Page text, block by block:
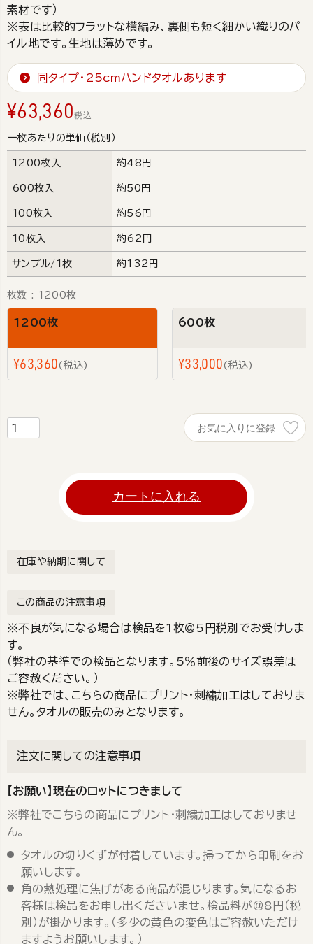
素材です）
※表は比較的フラットな横編み、裏側も短く細かい織りのパ
イル地です。生地は薄めです。
同タイプ・25cmハンドタオルあります
¥63,360税込
一枚あたりの単価（税別）
1200枚入 約48円
600枚入 約50円
100枚入 約56円
10枚入 約62円
サンプル/1枚 約132円
枚数 1200枚
1200枚
¥63,360 税込
600枚
¥33,000 税込
お気に入りに登録
カートに入れる
在庫や納期に関して
この商品の注意事項
※不良が気になる場合は検品を1枚＠5円税別でお受けしま
す。
（弊社の基準での検品となります。5％前後のサイズ誤差は
ご容赦ください。）
※弊社では、こちらの商品にプリント・刺繍加工はしておりま
せん。タオルの販売のみとなります。
注文に関しての注意事項
【お願い】現在のロットにつきまして
※弊社でこちらの商品にプリント・刺繍加工はしておりませ
ん。
タオルの切りくずが付着しています。掃ってから印刷をお
願いします。
角の熱処理に焦げがある商品が混じります。気になるお
客様は検品をお申し出くださいませ。検品料が＠8円（税
別）が掛かります。（多少の黄色の変色はご容赦いただけ
ますようお願いします。）